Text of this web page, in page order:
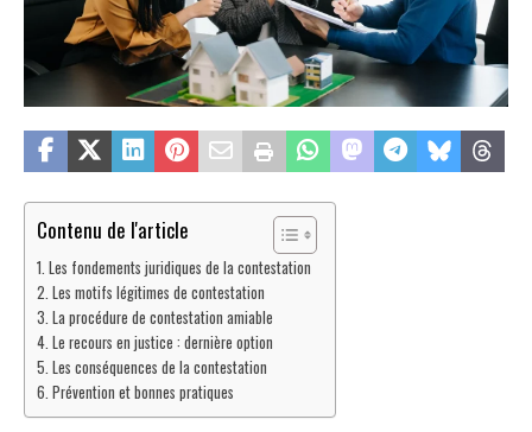
Contenu de l'article
Les fondements juridiques de la contestation
Les motifs légitimes de contestation
La procédure de contestation amiable
Le recours en justice : dernière option
Les conséquences de la contestation
Prévention et bonnes pratiques